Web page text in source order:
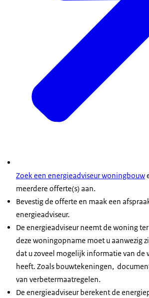
Zoek een energieadviseur woningbouw
meerdere offerte(s) aan.
Bevestig de offerte en maak een
energieadviseur.
De energieadviseur neemt de woning
deze woningopname moet u aanwezig
dat u zoveel mogelijk informatie van de
heeft. Zoals bouwtekeningen,
van verbetermaatregelen.
De energieadviseur berekent de